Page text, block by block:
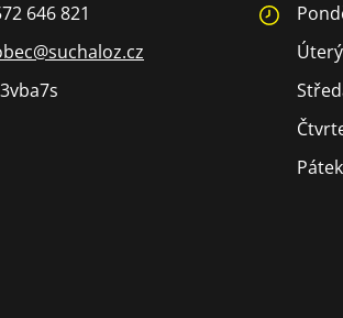
646 821
Úterý
Pátek